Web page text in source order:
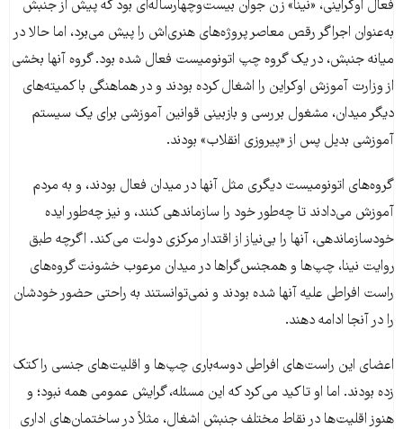
فعال اوکراینی، «نینا» زن جوان بیست‌و‌چهارساله‌ای بود که پیش از جنبش
به‌عنوان اجراگر رقص معاصر پروژه‌های هنری‌اش را پیش می‌برد، اما حالا در
میانه جنبش، در یک گروه چپ اتونومیست فعال شده ‌بود. گروه آنها بخشی
از وزارت آموزش اوکراین را اشغال کرده ‌بودند و در هماهنگی با کمیته‌های
دیگر میدان، مشغول بررسی و بازبینی قوانین آموزشی برای یک سیستم
آموزشی بدیل پس از «پیروزی انقلاب» بودند.
گروه‌های اتونومیست دیگری مثل آنها در میدان فعال بودند، و به مردم
آموزش می‌دادند تا چه‌طور خود را سازماندهی کنند، و نیز چه‌طور ایده‌
خودسازماندهی، آنها را بی‌نیاز از اقتدار مرکزی دولت می‌کند. اگرچه طبق
روایت نینا، چپ‌ها و همجنس‌گراها در میدان مرعوب خشونت گروه‌های
راست افراطی علیه آنها شده بودند و نمی‌توانستند به راحتی حضور خودشان
را در آنجا ادامه دهند.
اعضای این راست‌های افراطی دو‌سه‌باری چپ‌ها و اقلیت‌های جنسی را کتک
زده بودند. اما او تاکید می‌کرد که این مسئله، گرایش عمومی همه نبود؛ و
هنوز اقلیت‌ها در نقاط مختلف جنبش اشغال، مثلاً در ساختمان‌های اداری